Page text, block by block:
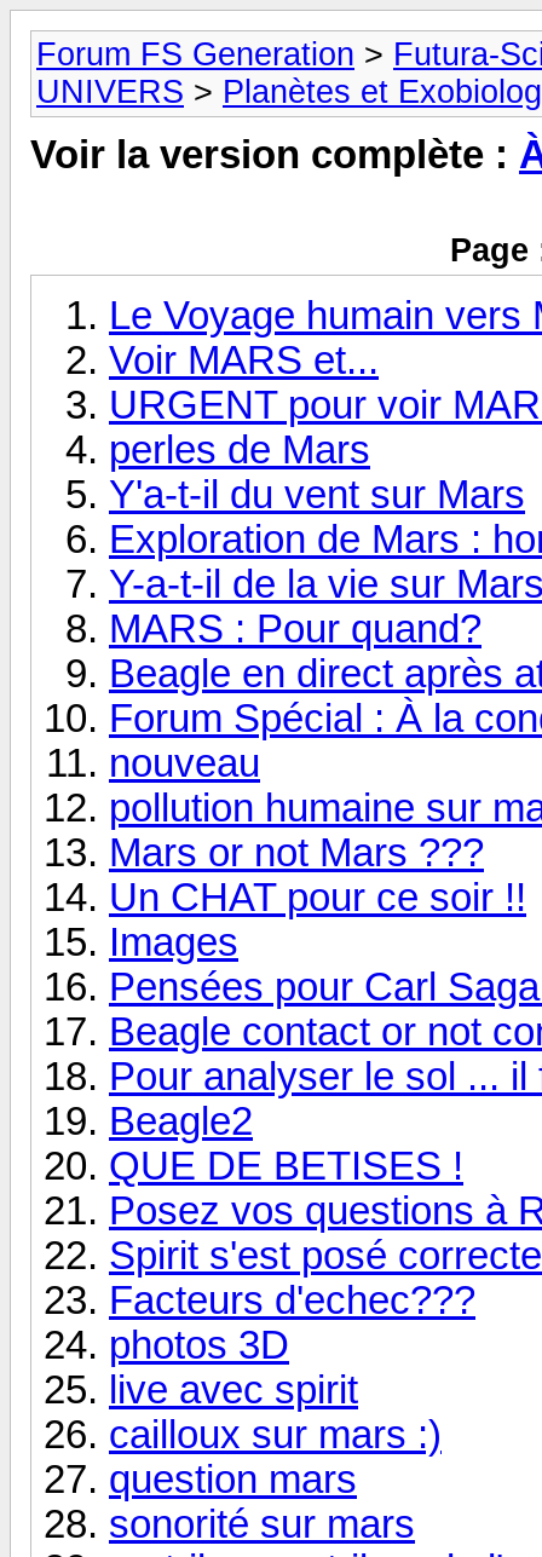
Forum FS Generation > Futura-
UNIVERS > Planètes et
Voir la version complète :
Page
Le Voyage humain vers
Voir MARS et...
URGENT pour voir
perles de Mars
Y'a-t-il du vent sur Mars
Exploration de Mars :
Y-a-t-il de la vie sur
MARS : Pour quand?
Beagle en direct après
Forum Spécial : À la
nouveau
pollution humaine sur
Mars or not Mars ???
Un CHAT pour ce soir !!
Images
Pensées pour Carl
Beagle contact or not
Pour analyser le sol ...
Beagle2
QUE DE BETISES !
Posez vos questions à
Spirit s'est posé
Facteurs d'echec???
photos 3D
live avec spirit
cailloux sur mars :)
question mars
sonorité sur mars